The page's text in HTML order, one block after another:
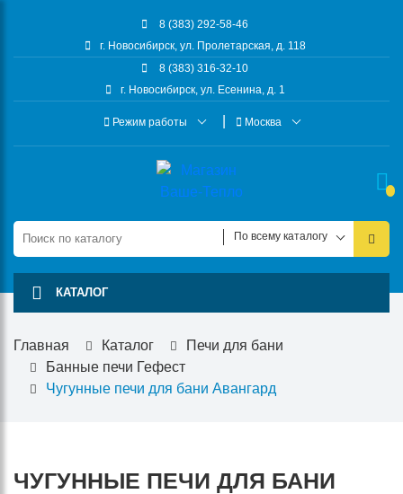
8 (383) 292-58-46
г. Новосибирск, ул. Пролетарская, д. 118
8 (383) 316-32-10
г. Новосибирск, ул. Есенина, д. 1
Режим работы Москва
По всему каталогу
КАТАЛОГ
Главная Каталог
Печи для бани
Банные печи Гефест
Чугунные печи для бани Авангард
ЧУГУННЫЕ ПЕЧИ ДЛЯ БАНИ